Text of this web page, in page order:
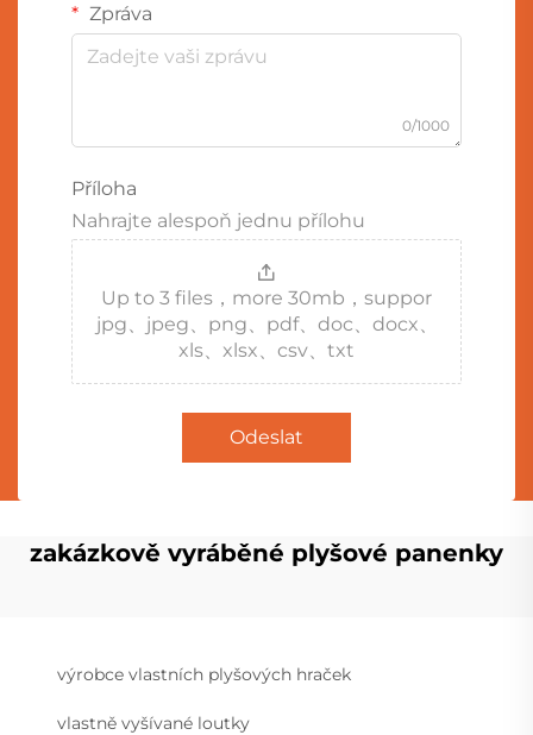
Zpráva
0/1000
Příloha
Nahrajte alespoň jednu přílohu
Up to 3 files，more 30mb，suppor
jpg、jpeg、png、pdf、doc、docx、
xls、xlsx、csv、txt
Odeslat
zakázkově vyráběné plyšové panenky
výrobce vlastních plyšových hraček
vlastně vyšívané loutky